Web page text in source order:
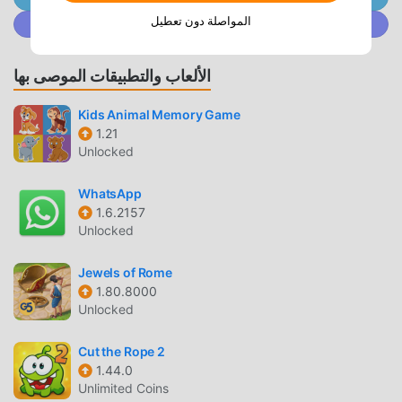
مقدمة OPEN SAFE
الكثير من المعجبين في جميع أنحاء العالم الذين يحبون ألعاب
puzzle. إذا كنت ترغب في تنزيل هذه اللعبة ، كأكبر موقع لتنزيل
الألعاب المجانية APK في العالم - moddroid هو خيارك الأفضل. لا
يوفر لك moddroid أحدث إصدار من Open Safe 1.31p2 مجانًا ،
ولكنه يوفر أيضًا Free mod مجانًا ، مما يساعدك على حفظ المهام
الميكانيكية المتكررة في اللعبة ، حتى تتمكن من التركيز على
الاستمتاع بالبهجة التي تجلبها اللعبة نفسها. يعد moddroid بأن أي
ومتاح ومجاني للتثبيت. فقط قم بتنزيل عميل moddroid ، يمكنك
Open Safe باعتبارها لعبة شائعة puzzle ، ساعدته طريقة اللعب
الفريدة في كسب عدد كبير من المعجبين حول العالم. على عكس
الألعاب التقليدية puzzle ، في Open Safe ، ما عليك سوى متابعة
الألعاب والتطبيقات الموصى بها
Kids Animal Memory Game
1.21
Unlocked
WhatsApp
1.6.2157
Unlocked
Jewels of Rome
1.80.8000
Unlocked
Cut the Rope 2
1.44.0
Unlimited Coins
المواصلة دون تعطيل